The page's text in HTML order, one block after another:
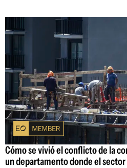
Cómo se vivió el conflicto de la
un departamento donde el